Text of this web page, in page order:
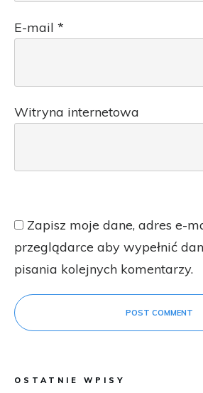
E-mail *
Witryna internetowa
Zapisz moje dane, adres e-
przeglądarce aby wypełnić
pisania kolejnych komentarzy.
POST COMMENT
OSTATNIE WPISY